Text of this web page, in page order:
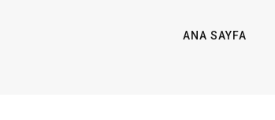
ANA SAYFA